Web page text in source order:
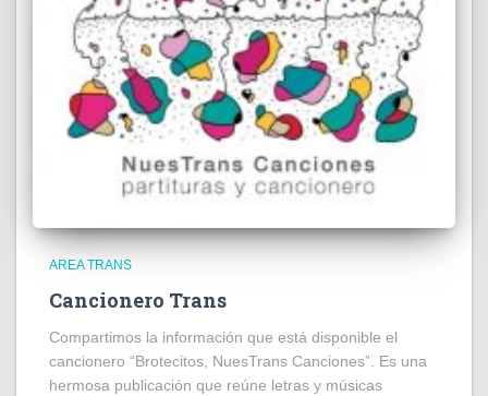
AREA TRANS
Cancionero Trans
Compartimos la información que está disponible el
cancionero “Brotecitos, NuesTrans Canciones”. Es una
hermosa publicación que reúne letras y músicas